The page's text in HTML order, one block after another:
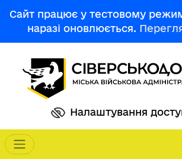
Сайт працює у тестовому
наразі оновлюється.
Налаштування
Main navigation